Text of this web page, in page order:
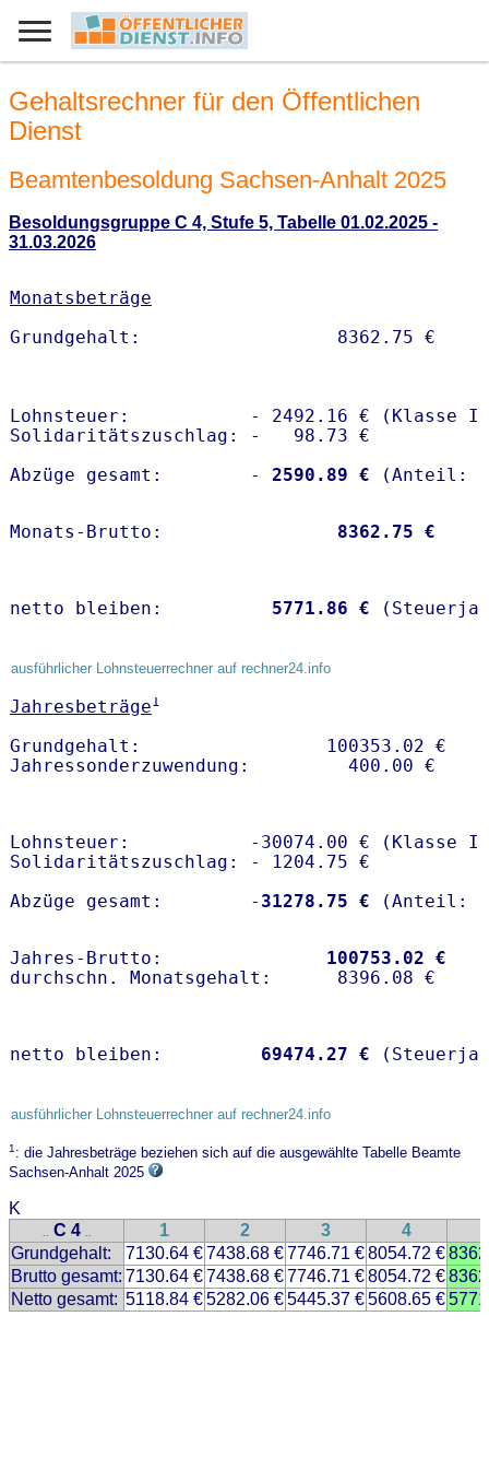
Gehaltsrechner für den Öffentlichen
Dienst
Beamtenbesoldung Sachsen-Anhalt 2025
Besoldungsgruppe C 4, Stufe 5, Tabelle 01.02.2025 -
31.03.2026
Monatsbeträge
Lohnsteuer:           - 2492.16 € (Klasse I)
Solidaritätszuschlag: -   98.73 €
Abzüge gesamt:        -
2590.89 €
Monats-Brutto: 8362.75 €
netto bleiben: 5771.86 €
ausführlicher Lohnsteuerrechner auf rechner24.info
Jahresbeträge1
Grundgehalt:                 100353.02 €
Lohnsteuer:           -30074.00 € (Klasse I)
Solidaritätszuschlag: - 1204.75 €
Abzüge gesamt:        - 31278.75 €
Jahres-Brutto: 100753.02 €
netto bleiben: 69474.27 €
ausführlicher Lohnsteuerrechner auf rechner24.info
1: die Jahresbeträge beziehen sich auf die ausgewählte Tabelle Beamte
Sachsen-Anhalt 2025
K
.. C 4 .. 1 2 3 4
Grundgehalt:
7130.64 €7438.68 €7746.71 €8054.72 €
Brutto gesamt: 7130.64 €7438.68 €7746.71 €8054.72 €
Netto gesamt: 5118.84 €5282.06 €5445.37 €5608.65 €